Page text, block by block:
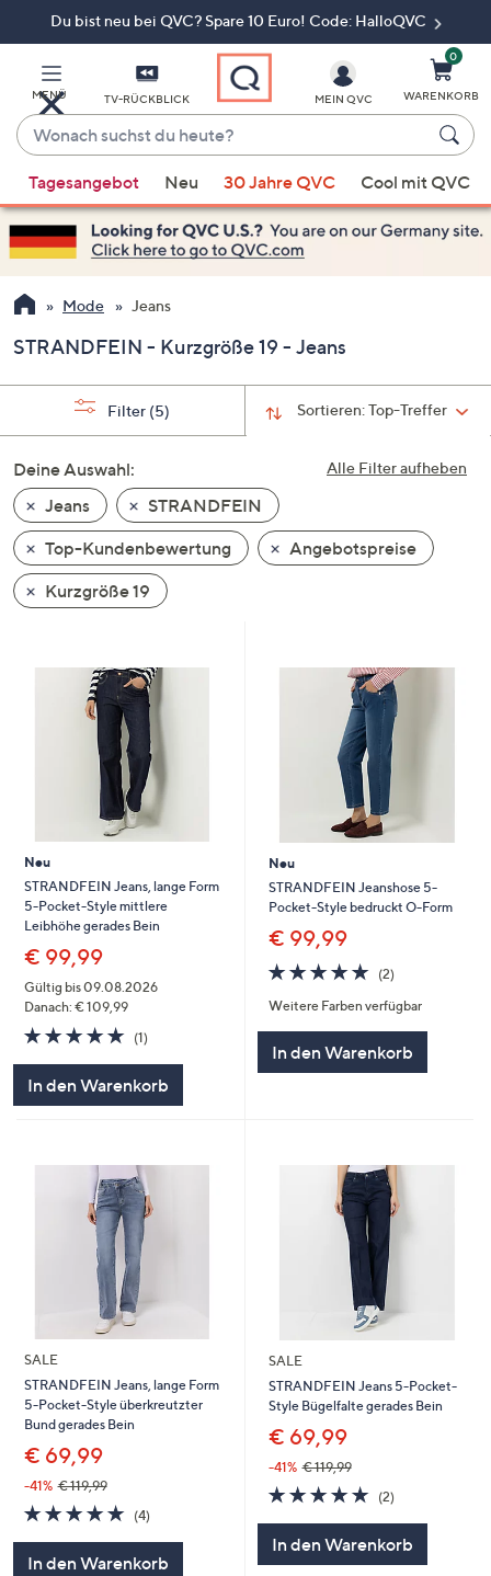
Du bist neu bei QVC? Spare 10 Euro! Code: HalloQVC
MENÜ TV-RÜCKBLICK
Wonach
suchst
du
heute?
Vorschläge
verfügbar
sind,
verwenden
Sie
Pfeiltasten
nach
und
nach
unten
oder
wischen
Sie
auf
nach
anzuzeigen.
MEIN QVC
0
WARENKORB
Tagesangebot Neu 30 Jahre QVC Cool mit QVC
Mode Jeans
STRANDFEIN - Kurzgröße 19 - Jeans
Sortieren:Top-Treffer
Filter (5)
Alle Filter aufheben
Deine Auswahl:
Jeans
STRANDFEIN
Top-Kundenbewertung
Angebotspreise
Kurzgröße 19
Neu
STRANDFEIN Jeans, lange Form
5-Pocket-Style mittlere
Leibhöhe gerades Bein
€ 99,99
Gültig bis 09.08.2026
Danach: € 109,99
5.0
von
(1)1
In den Warenkorb
Neu
STRANDFEIN Jeanshose 5-
Pocket-Style bedruckt O-Form
€ 99,99
5.0
von
5
(2)2
Weitere Farben verfügbar
In den Warenkorb
SALE
STRANDFEIN Jeans, lange Form
5-Pocket-Style überkreutzter
Bund gerades Bein
€ 69,99
-41% € 119,99
5.0
von
(4)4
In den Warenkorb
SALE
STRANDFEIN Jeans 5-Pocket-
Style Bügelfalte gerades Bein
€ 69,99
-41% € 119,99
5.0
von
(2)2
In den Warenkorb